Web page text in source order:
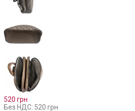
520 грн
Без НДС: 520 грн